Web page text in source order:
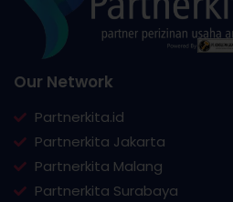
Our Network
Partnerkita.id
Partnerkita Jakarta
Partnerkita Malang
Partnerkita Surabaya